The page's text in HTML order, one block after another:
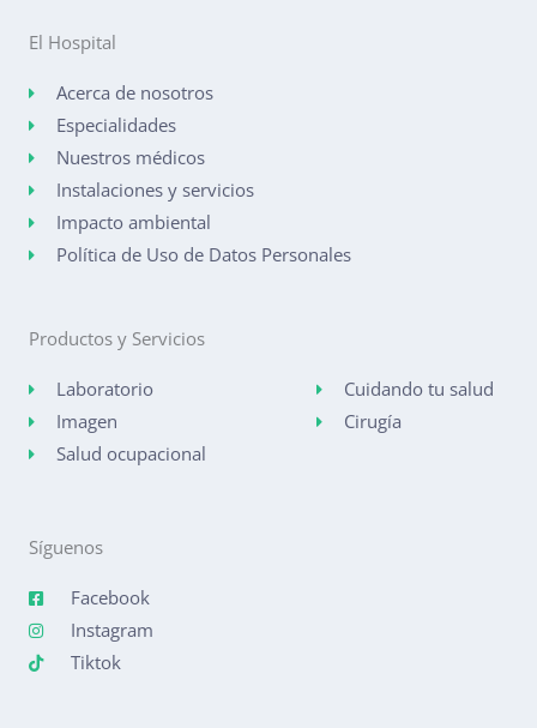
El Hospital
Acerca de nosotros
Especialidades
Nuestros médicos
Instalaciones y servicios
Impacto ambiental
Política de Uso de Datos Personales
Productos y Servicios
Laboratorio
Imagen
Salud ocupacional
Cuidando tu salud
Cirugía
Síguenos
Facebook
Instagram
Tiktok